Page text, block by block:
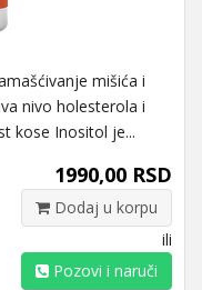
mišića i
nivo holesterola i
kose Inositol je...
1990,00 RSD
Dodaj u korpu
ili
Pozovi i naruči